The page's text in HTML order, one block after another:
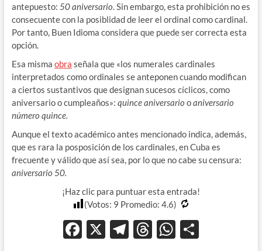
antepuesto: 50 aniversario. Sin embargo, esta prohibición no es
consecuente con la posiblidad de leer el ordinal como cardinal.
Por tanto, Buen Idioma considera que puede ser correcta esta
opción.
Esa misma obra señala que «los numerales cardinales
interpretados como ordinales se anteponen cuando modifican
a ciertos sustantivos que designan sucesos cíclicos, como
aniversario o cumpleaños»: quince aniversario oaniversario
número quince.
Aunque el texto académico antes mencionado indica, además,
que es rara la posposición de los cardinales, en Cuba es
frecuente y válido que así sea, por lo que no cabe su censura:
aniversario 50.
¡Haz clic para puntuar esta entrada!
(Votos: 9 Promedio: 4.6)
F X T T W